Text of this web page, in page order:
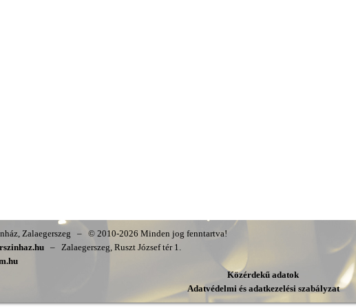
Zalaegerszeg – © 2010-2026 Minden jog fenntartva!
–
Zalaegerszeg, Ruszt József tér 1.
Közérdekű adatok
Adatvédelmi és adatkezelési szabályzat